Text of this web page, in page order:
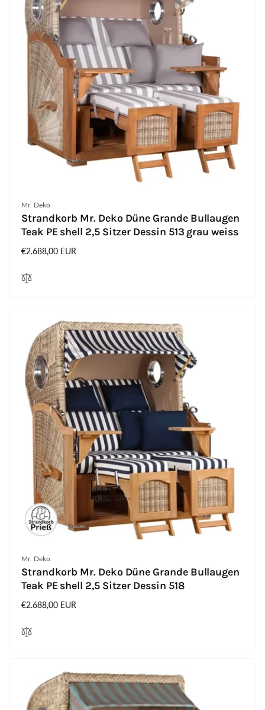
Anbieter:
Mr. Deko
Strandkorb Mr. Deko Düne Grande Bullaugen
Teak PE shell 2,5 Sitzer Dessin 513 grau weiss
Normaler
€2.688,00 EUR
Anbieter:
Mr. Deko
Strandkorb Mr. Deko Düne Grande Bullaugen
Teak PE shell 2,5 Sitzer Dessin 518
Normaler
€2.688,00 EUR